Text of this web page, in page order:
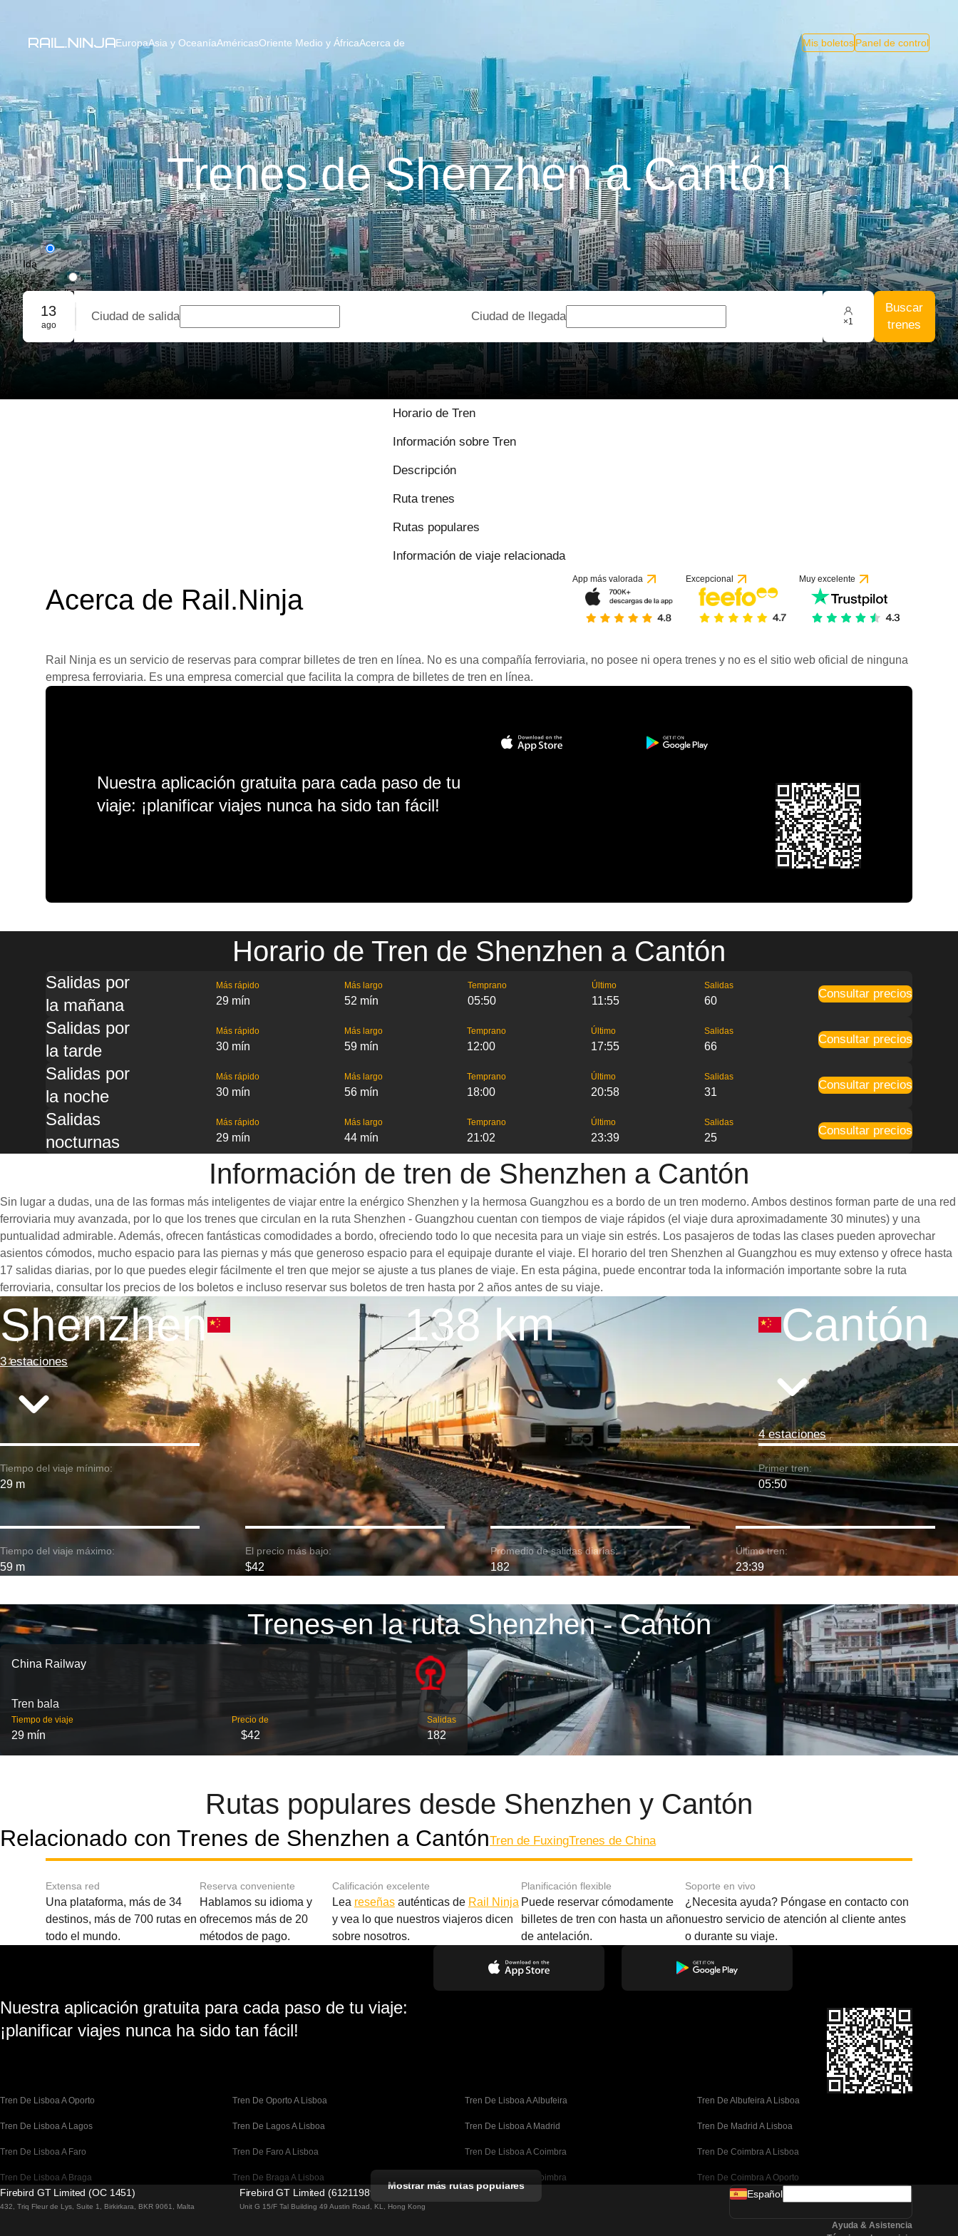
EuropaAsia y OceaníaAméricasOriente Medio y ÁfricaAcerca de Mis boletosPanel de control
Trenes de Shenzhen a Cantón
Ida
Ida y vuelta
Reserva grupal
13
ago
Ciudad de salida Ciudad de llegada ×1
Buscar
trenes
Horario de Tren
Información sobre Tren
Descripción
Ruta trenes
Rutas populares
Información de viaje relacionada
Acerca de Rail.Ninja
App más valorada Excepcional Muy excelente
Rail Ninja es un servicio de reservas para comprar billetes de tren en línea. No es una compañía ferroviaria, no posee ni opera trenes y no es el sitio web oficial de ninguna
empresa ferroviaria. Es una empresa comercial que facilita la compra de billetes de tren en línea.
Nuestra aplicación gratuita para cada paso de tu
viaje: ¡planificar viajes nunca ha sido tan fácil!
Horario de Tren de Shenzhen a Cantón
Salidas por
la mañana
Más rápido
29 mín
Más largo
52 mín
Temprano
05:50
Último
11:55
Salidas
60
Consultar precios
Salidas por
la tarde
Más rápido
30 mín
Más largo
59 mín
Temprano
12:00
Último
17:55
Salidas
66
Consultar precios
Salidas por
la noche
Más rápido
30 mín
Más largo
56 mín
Temprano
18:00
Último
20:58
Salidas
31
Consultar precios
Salidas
nocturnas
Más rápido
29 mín
Más largo
44 mín
Temprano
21:02
Último
23:39
Salidas
25
Consultar precios
Información de tren de Shenzhen a Cantón
Sin lugar a dudas, una de las formas más inteligentes de viajar entre la enérgico Shenzhen y la hermosa Guangzhou es a bordo de un tren moderno. Ambos destinos forman parte de una red
ferroviaria muy avanzada, por lo que los trenes que circulan en la ruta Shenzhen - Guangzhou cuentan con tiempos de viaje rápidos (el viaje dura aproximadamente 30 minutes) y una
puntualidad admirable. Además, ofrecen fantásticas comodidades a bordo, ofreciendo todo lo que necesita para un viaje sin estrés. Los pasajeros de todas las clases pueden aprovechar
asientos cómodos, mucho espacio para las piernas y más que generoso espacio para el equipaje durante el viaje. El horario del tren Shenzhen al Guangzhou es muy extenso y ofrece hasta
17 salidas diarias, por lo que puedes elegir fácilmente el tren que mejor se ajuste a tus planes de viaje. En esta página, puede encontrar toda la información importante sobre la ruta
ferroviaria, consultar los precios de los boletos e incluso reservar sus boletos de tren hasta por 2 años antes de su viaje.
Shenzhen
3 estaciones
138 km Cantón
4 estaciones
Tiempo del viaje mínimo:
29 m
Primer tren:
05:50
Tiempo del viaje máximo:
59 m
El precio más bajo:
$42
Promedio de salidas diarias:
182
Último tren:
23:39
Trenes en la ruta Shenzhen - Cantón
China Railway
Tren bala
Tiempo de viaje
29 mín
Precio de
$42
Salidas
182
Rutas populares desde Shenzhen y Cantón
8.9 / 10 basado en 22 reseñas
Relacionado con Trenes de Shenzhen a CantónTren de FuxingTrenes de China
Extensa red
Una plataforma, más de 34
destinos, más de 700 rutas en
todo el mundo.
Reserva conveniente
Hablamos su idioma y
ofrecemos más de 20
métodos de pago.
Calificación excelente
Lea reseñasauténticas de Rail Ninja
y vea lo que nuestros viajeros dicen
sobre nosotros.
Planificación flexible
Puede reservar cómodamente
billetes de tren con hasta un año
de antelación.
Soporte en vivo
¿Necesita ayuda? Póngase en contacto con
nuestro servicio de atención al cliente antes
o durante su viaje.
Nuestra aplicación gratuita para cada paso de tu viaje:
¡planificar viajes nunca ha sido tan fácil!
Tren De Lisboa A Oporto Tren De Oporto A Lisboa Tren De Lisboa A Albufeira Tren De Albufeira A Lisboa
Tren De Lisboa A Lagos Tren De Lagos A Lisboa Tren De Lisboa A Madrid Tren De Madrid A Lisboa
Tren De Lisboa A Faro Tren De Faro A Lisboa Tren De Lisboa A Coimbra Tren De Coimbra A Lisboa
Tren De Lisboa A Braga Tren De Braga A Lisboa Tren De Oporto A Coimbra Tren De Coimbra A Oporto
Tren De Barcelona A Madrid Tren De Madrid A Barcelona Tren De Valencia A Barcelona
Mostrar más rutas populares
Firebird GT Limited (OC 1451)
432, Triq Fleur de Lys, Suite 1, Birkirkara, BKR 9061, Malta
Firebird GT Limited (61211989)
Unit G 15/F Tal Building 49 Austin Road, KL, Hong Kong
Español
Ayuda & Asistencia